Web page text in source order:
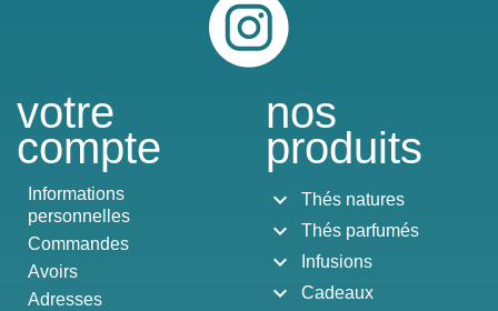
votre
compte
Informations
personnelles
Commandes
Avoirs
Adresses
nos
produits
Thés natures
expand_more
Thés parfumés
expand_more
Infusions
expand_more
Cadeaux
expand_more